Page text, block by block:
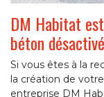
DM Habitat
béton
Si vous êtes à la
la création de
entreprise DM